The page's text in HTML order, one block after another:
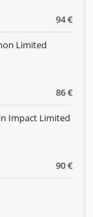
94 €
86 €
Limited
90 €
Impact Limited